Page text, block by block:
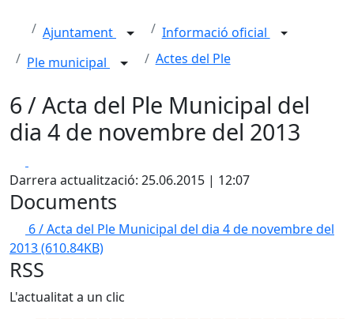
Ajuntament
Informació oficial
Ple municipal
Actes del Ple
6 / Acta del Ple Municipal del
dia 4 de novembre del 2013
Darrera actualització: 25.06.2015 | 12:07
Documents
6 / Acta del Ple Municipal del dia 4 de novembre del
2013(610.84KB)
RSS
L'actualitat a un clic